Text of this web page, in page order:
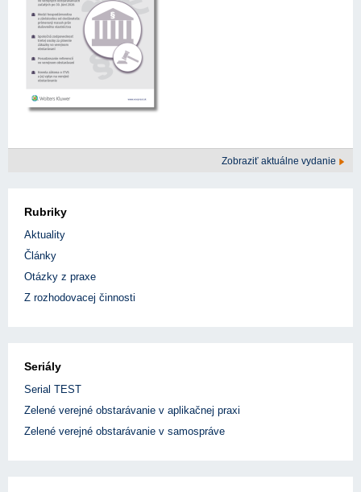
Zobraziť aktuálne vydanie
Rubriky
Aktuality
Články
Otázky z praxe
Z rozhodovacej činnosti
Seriály
Serial TEST
Zelené verejné obstarávanie v aplikačnej praxi
Zelené verejné obstarávanie v samospráve